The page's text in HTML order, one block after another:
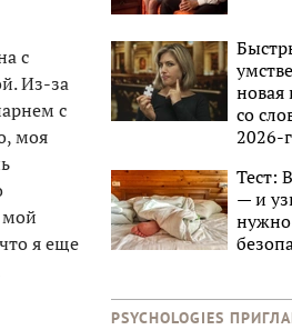
с
Из-за
с
моя
мой
я еще
новая
со
2026-
Тест:
— и
PSYCHOLOGIES